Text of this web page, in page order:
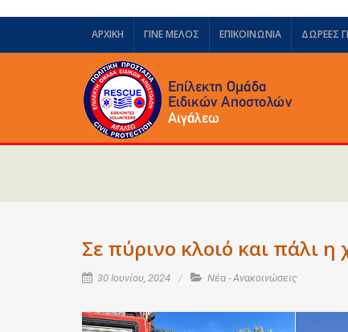
ΑΡΧΙΚΗ ΓΙΝΕ ΜΕΛΟΣ ΕΠΙΚΟΙΝΩΝΙΑ ΔΩΡΕΈΣ
Σε πύρινο κλοιό και πάλι η
30 Ιουνίου, 2024 Νέα - Ανακοινώσεις